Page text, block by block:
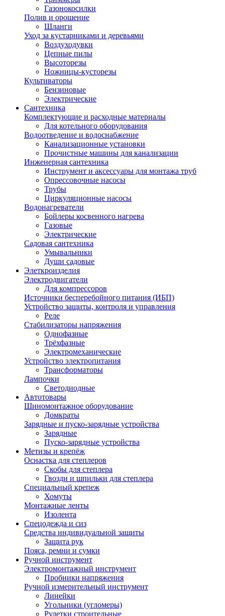
Газонокосилки
Полив и орошение
Шланги
Уход за кустарниками и деревьями
Воздуходувки
Цепные пилы
Высоторезы
Ножницы-кусторезы
Культиваторы
Бензиновые
Электрические
Сантехника
Комплектующие и расходные материалы
Для котельного оборудования
Водоотведение и водоснабжение
Канализационные установки
Прочистные машины для канализации
Инженерная сантехника
Инструмент и аксессуары для монтажа труб
Опрессовочные насосы
Трубы
Циркуляционные насосы
Водонагреватели
Бойлеры косвенного нагрева
Газовые
Электрические
Садовая сантехника
Умывальники
Души садовые
Элеткроизделия
Электродвигатели
Для компрессоров
Источники бесперебойного питания (ИБП)
Устройство защиты, контроля и управления
Реле
Стабилизаторы напряжения
Однофазные
Трёхфазные
Электромеханические
Устройство электропитания
Трансформаторы
Лампочки
Светодиодные
Автотовары
Шиномонтажное оборудование
Домкраты
Зарядные и пуско-зарядные устройства
Зарядные
Пуско-зарядные устройства
Метизы и крепёж
Оснастка для степлеров
Скобы для степлера
Гвозди и шпильки для степлера
Специальный крепеж
Хомуты
Монтажные ленты
Изолента
Спецодежда и сиз
Средства индивидуальной защиты
Защита рук
Пояса, ремни и сумки
Ручной инструмент
Электромонтажный инструмент
Пробники напряжения
Ручной измерительный инструмент
Линейки
Угольники (угломеры)
Рулетки строительные